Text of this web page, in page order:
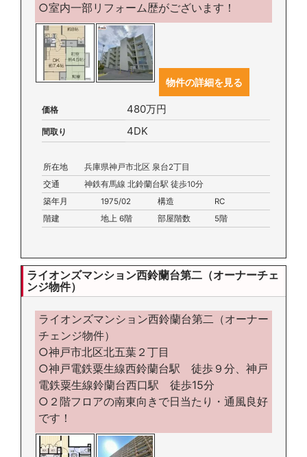
○室内一部リフォーム歴がございます！
物件の詳細を見る
価格 480万円
間取り 4DK
所在地
兵庫県神戸市北区 泉台2丁目
交通
神鉄有馬線 北鈴蘭台駅 徒歩10分
築年月
1975/02 構造
RC
階建
地上 6階 部屋階数 5階
ライオンズマンション西鈴蘭台第二（オーナーチェ
ンジ物件）
ライオンズマンション西鈴蘭台第二（オーナー
チェンジ物件）
○神戸市北区北五葉２丁目
○神戸電鉄粟生線西鈴蘭台駅 徒歩９分、神戸
電鉄粟生線鈴蘭台西口駅 徒歩15分
○２階フロアの南東向きで日当たり・通風良好
です！